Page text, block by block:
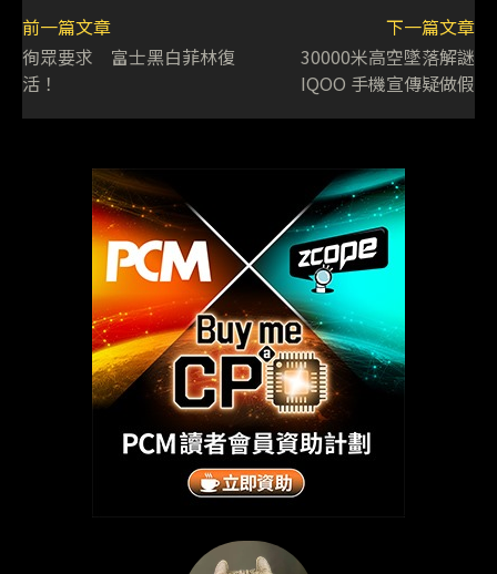
前一篇文章
徇眾要求 富士黑白菲林復
活！
下一篇文章
30000米高空墜落解謎
IQOO 手機宣傳疑做假